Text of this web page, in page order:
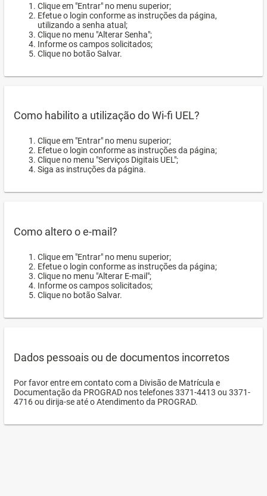
Clique em "Entrar" no menu superior;
Efetue o login conforme as instruções da página,
utilizando a senha atual;
Clique no menu "Alterar Senha";
Informe os campos solicitados;
Clique no botão Salvar.
Como habilito a utilização do Wi-fi UEL?
Clique em "Entrar" no menu superior;
Efetue o login conforme as instruções da página;
Clique no menu "Serviços Digitais UEL";
Siga as instruções da página.
Como altero o e-mail?
Clique em "Entrar" no menu superior;
Efetue o login conforme as instruções da página;
Clique no menu "Alterar E-mail";
Informe os campos solicitados;
Clique no botão Salvar.
Dados pessoais ou de documentos incorretos
Por favor entre em contato com a Divisão de Matrícula e
Documentação da PROGRAD nos telefones 3371-4413 ou 3371-
4716 ou dirija-se até o Atendimento da PROGRAD.